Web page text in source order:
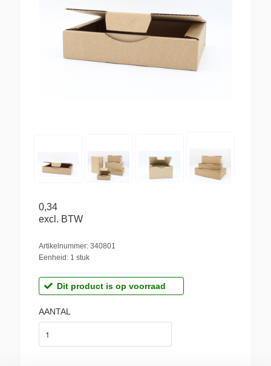
0,34
excl. BTW
Artikelnummer: 340801
Eenheid: 1 stuk
Dit product is op voorraad
AANTAL